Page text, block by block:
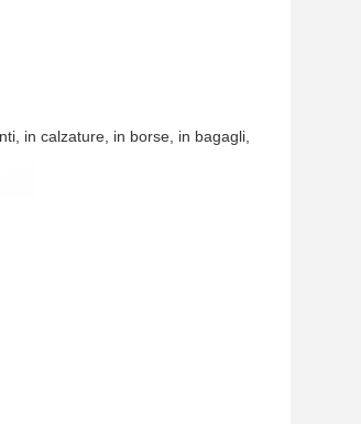
in calzature, in borse, in bagagli,